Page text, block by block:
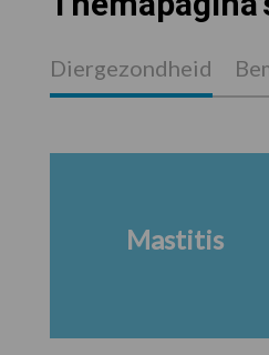
Diergezondheid
Mastitis